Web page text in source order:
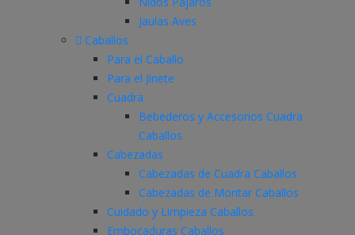
Jaulas Aves
Caballos
Para el Caballo
Para el Jinete
Cuadra
Bebederos y Accesorios Cuadra
Caballos
Cabezadas
Cabezadas de Cuadra Caballos
Cabezadas de Montar Caballos
Cuidado y Limpieza Caballos
Embocaduras Caballos